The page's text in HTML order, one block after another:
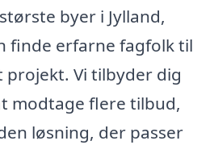
byer i Jylland,
finde erfarne fagfolk til
Vi tilbyder dig
modtage flere tilbud,
løsning, der passer